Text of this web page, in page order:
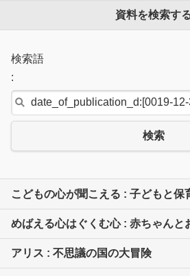
資料を検索す
検索語
:
検索
こどもの心が聞こえる : 子どもと保
めばえる心はぐくむ心 : 赤ちゃんと
アリス : 不思議の国の大冒険